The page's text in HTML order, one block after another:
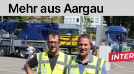
Mehr aus Aargau